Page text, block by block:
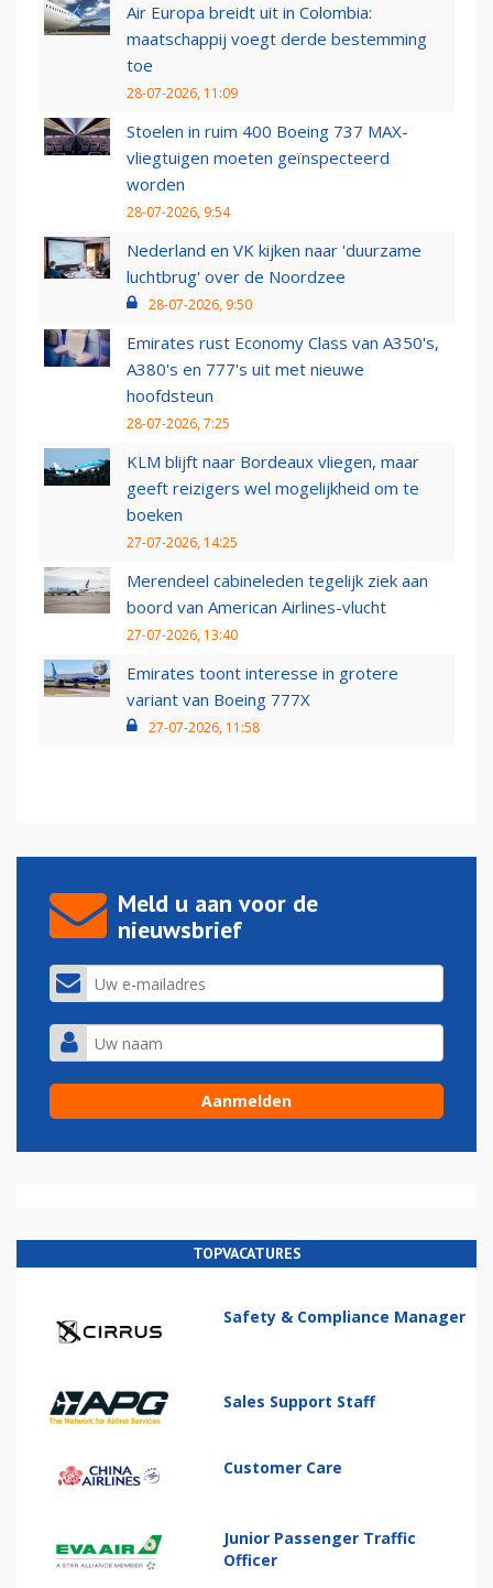
Air Europa breidt uit in Colombia:
maatschappij voegt derde bestemming
toe
28-07-2026, 11:09
Stoelen in ruim 400 Boeing 737 MAX-
vliegtuigen moeten geïnspecteerd
worden
28-07-2026, 9:54
Nederland en VK kijken naar 'duurzame
luchtbrug' over de Noordzee
28-07-2026, 9:50
Emirates rust Economy Class van A350's,
A380's en 777's uit met nieuwe
hoofdsteun
28-07-2026, 7:25
KLM blijft naar Bordeaux vliegen, maar
geeft reizigers wel mogelijkheid om te
boeken
27-07-2026, 14:25
Merendeel cabineleden tegelijk ziek aan
boord van American Airlines-vlucht
27-07-2026, 13:40
Emirates toont interesse in grotere
variant van Boeing 777X
27-07-2026, 11:58
Meld u aan voor de
nieuwsbrief
TOPVACATURES
Safety & Compliance Manager
Sales Support Staff
Customer Care
Junior Passenger Traffic
Officer